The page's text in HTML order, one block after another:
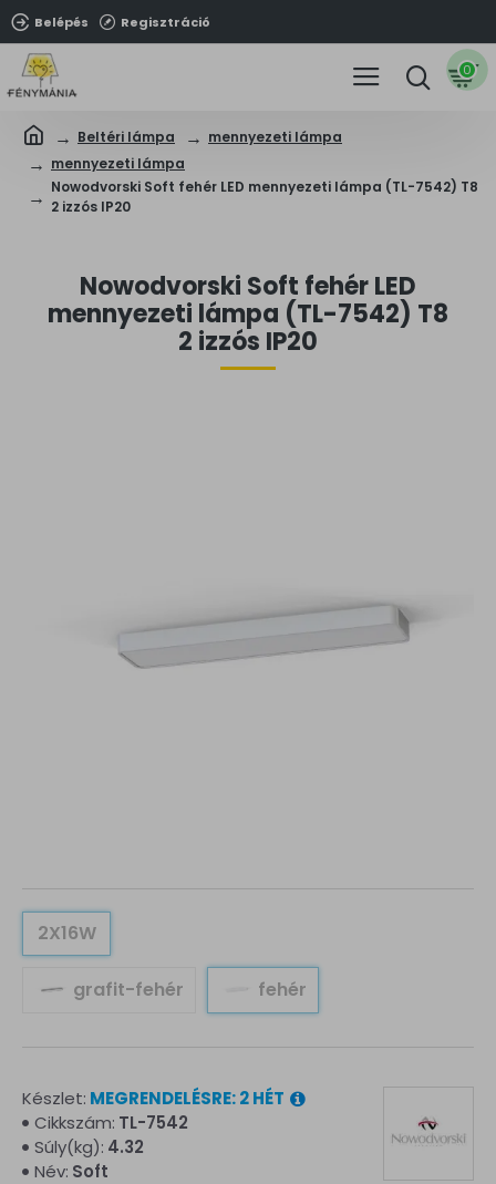
Belépés Regisztráció
0
Beltéri lámpa
mennyezeti lámpa
mennyezeti lámpa
Nowodvorski Soft fehér LED mennyezeti lámpa (TL-7542) T8
2 izzós IP20
Nowodvorski Soft fehér LED
mennyezeti lámpa (TL-7542) T8
2 izzós IP20
2X16W
grafit-fehér fehér
Készlet: MEGRENDELÉSRE: 2 HÉT
Cikkszám: TL-7542
Súly(kg): 4.32
Név: Soft